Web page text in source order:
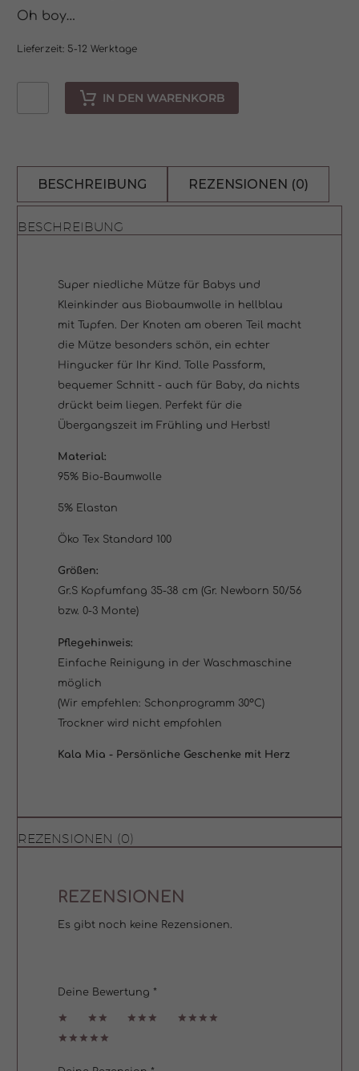
Oh boy…
Lieferzeit: 5-12 Werktage
Knotenmütze
Tupfen
blau
Gr.
Menge
IN DEN WARENKORB
BESCHREIBUNG REZENSIONEN (0)
BESCHREIBUNG
Super niedliche Mütze für Babys und
Kleinkinder aus Biobaumwolle in hellblau
mit Tupfen. Der Knoten am oberen Teil macht
die Mütze besonders schön, ein echter
Hingucker für Ihr Kind. Tolle Passform,
bequemer Schnitt - auch für Baby, da nichts
drückt beim liegen. Perfekt für die
Übergangszeit im Frühling und Herbst!
Material:
95% Bio-Baumwolle
5% Elastan
Öko Tex Standard 100
Größen:
Gr.S Kopfumfang 35-38 cm (Gr. Newborn 50/56
bzw. 0-3 Monte)
Pflegehinweis:
Einfache Reinigung in der Waschmaschine
möglich
(Wir empfehlen: Schonprogramm 30°C)
Trockner wird nicht empfohlen
Kala Mia - Persönliche Geschenke mit Herz
REZENSIONEN (0)
REZENSIONEN
Es gibt noch keine Rezensionen.
Deine Bewertung *
von
von